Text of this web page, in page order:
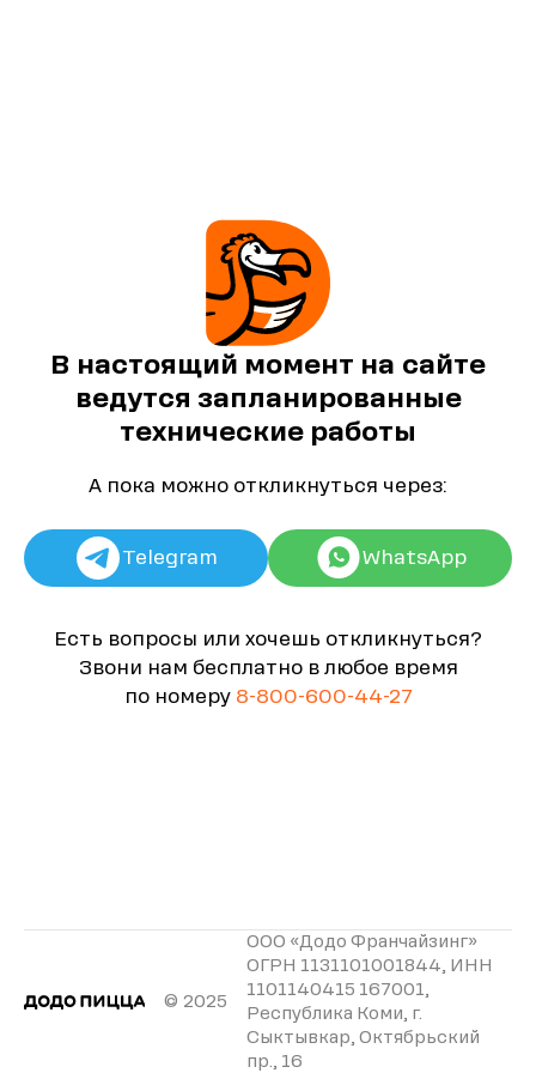
В настоящий момент на сайте
ведутся запланированные
технические работы
А пока можно откликнуться через:
Telegram WhatsApp
Есть вопросы или хочешь откликнуться?
Звони нам бесплатно в любое время
по номеру 8-800-600-44-27
© 2025
ООО «Додо Франчайзинг»
ОГРН 1131101001844, ИНН
1101140415 167001,
Республика Коми, г.
Сыктывкар, Октябрьский
пр., 16